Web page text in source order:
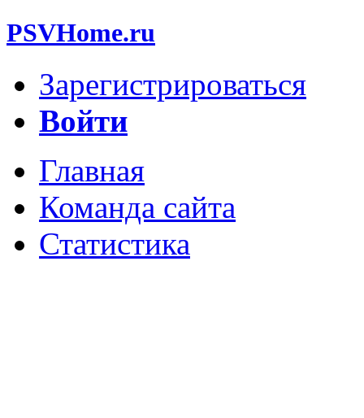
PSVHome.ru
Зарегистрироваться
Войти
Главная
Команда сайта
Статистика